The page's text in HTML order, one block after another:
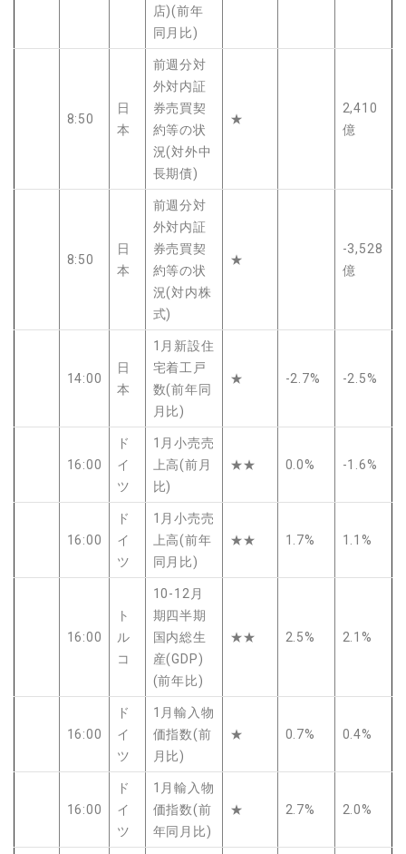
店)(前年
同月比)
8:50
日
本
前週分対
外対内証
券売買契
約等の状
況(対外中
長期債)
★
2,410
億
8:50
日
本
前週分対
外対内証
券売買契
約等の状
況(対内株
式)
★
-3,528
億
14:00
日
本
1月新設住
宅着工戸
数(前年同
月比)
★ -2.7% -2.5%
16:00
ド
イ
ツ
1月小売売
上高(前月
比)
★★ 0.0% -1.6%
16:00
ド
イ
ツ
1月小売売
上高(前年
同月比)
★★ 1.7% 1.1%
16:00
ト
ル
コ
10-12月
期四半期
国内総生
産(GDP)
(前年比)
★★ 2.5% 2.1%
16:00
ド
イ
ツ
1月輸入物
価指数(前
月比)
★ 0.7% 0.4%
16:00
ド
イ
ツ
1月輸入物
価指数(前
年同月比)
★ 2.7% 2.0%